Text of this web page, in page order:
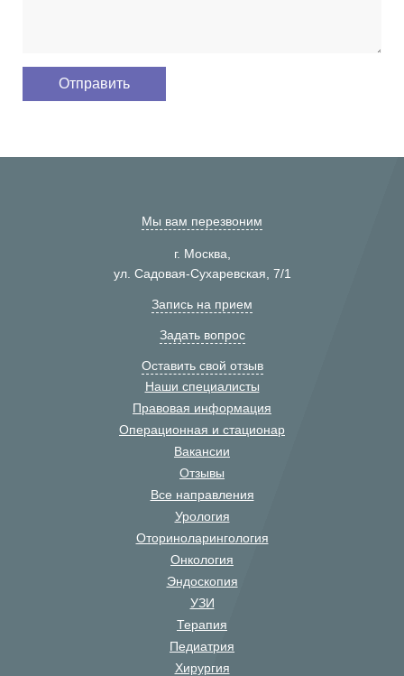
Мы вам перезвоним
г. Москва,
ул. Садовая-Сухаревская, 7/1
Запись на прием
Задать вопрос
Оставить свой отзыв
Наши специалисты
Правовая информация
Операционная и стационар
Вакансии
Отзывы
Все направления
Урология
Оториноларингология
Онкология
Эндоскопия
УЗИ
Терапия
Педиатрия
Хирургия